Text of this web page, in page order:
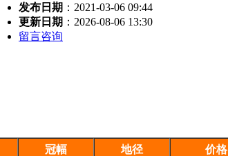
发布日期 ：2021-03-06 09:44
更新日期 ：2026-08-06 13:30
留言咨询
冠幅 地径 价格